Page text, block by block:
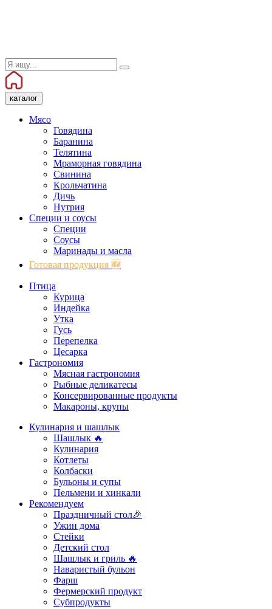
каталог
Мясо
Говядина
Баранина
Телятина
Мраморная говядина
Свинина
Крольчатина
Дичь
Нутрия
Специи и соусы
Специи
Соусы
Маринады и масла
Готовая продукция 🆕
Птица
Курица
Индейка
Утка
Гусь
Перепелка
Цесарка
Гастрономия
Мясная гастрономия
Рыбные деликатесы
Консервированные продукты
Макароны, крупы
Кулинария и шашлык
Шашлык 🔥
Кулинария
Котлеты
Колбаски
Бульоны и супы
Пельмени и хинкали
Рекомендуем
Праздничный стол🎉
Ужин дома
Стейки
Детский стол
Шашлык и гриль 🔥
Наваристый бульон
Фарш
Фермерский продукт
Субпродукты